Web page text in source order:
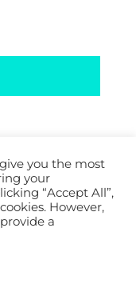
the second
you the most
your
“Accept All”,
However,
a